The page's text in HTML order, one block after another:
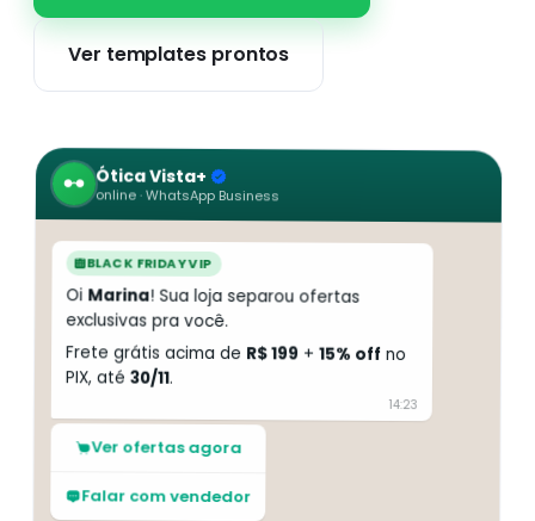
Ver templates prontos
Ótica Vista+
online · WhatsApp Business
BLACK FRIDAY VIP
Oi Marina! Sua loja separou ofertas
exclusivas pra você.
Frete grátis acima de R$ 199 +15% off
PIX, até30/11.
Ver ofertas agora
Falar com vendedor
Call Centers
Veja todos os segmentos